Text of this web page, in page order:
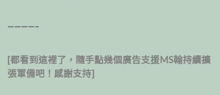
————–
[都看到這裡了，隨手點幾個廣告支援MS翰持續擴
張軍備吧！感謝支持]